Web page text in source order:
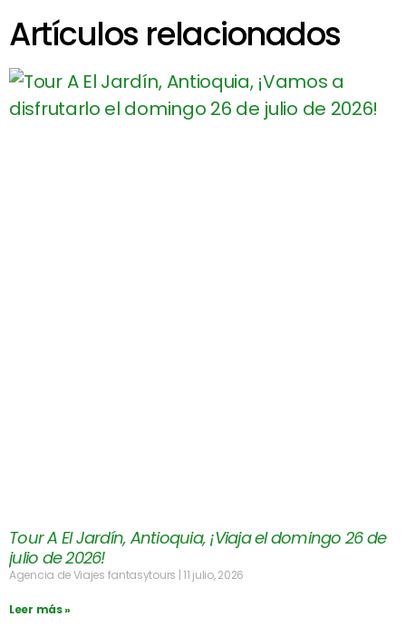
Artículos relacionados
Tour A El Jardín, Antioquia, ¡Viaja el domingo 26 de
julio de 2026!
Agencia de Viajes fantasytours 11 julio, 2026
Leer más »